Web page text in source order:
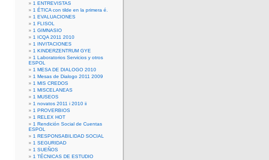
1 ENTREVISTAS
1 ÉTICA con tilde en la primera é.
1 EVALUACIONES
1 FLISOL
1 GIMNASIO
1 ICQA 2011 2010
1 INVITACIONES
1 KINDERZENTRUM GYE
1 Laboratorios Servicios y otros
ESPOL
1 MESA DE DIALOGO 2010
1 Mesas de Dialogo 2011 2009
1 MIS CREDOS
1 MISCELANEAS
1 MUSEOS
1 novatos 2011 i 2010 ii
1 PROVERBIOS
1 RELEX HOT
1 Rendición Social de Cuentas
ESPOL
1 RESPONSABILIDAD SOCIAL
1 SEGURIDAD
1 SUEÑOS
1 TÉCNICAS DE ESTUDIO